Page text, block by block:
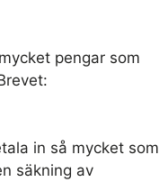
pengar som
in så mycket som
säkning av